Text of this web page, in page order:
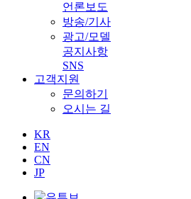
언론보도
방송/기사
광고/모델
공지사항
SNS
고객지원
문의하기
오시는 길
KR
EN
CN
JP